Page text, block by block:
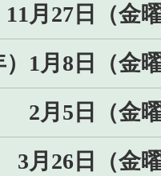
11月27日（金
）1月8日（金
2月5日（金
3月26日（金